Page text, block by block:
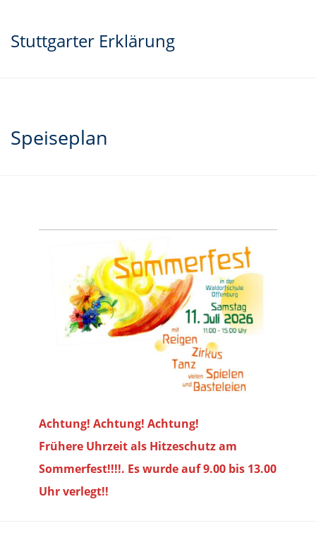
Stuttgarter Erklärung
Speiseplan
Achtung! Achtung! Achtung!
Frühere Uhrzeit als Hitzeschutz am
Sommerfest!!!!. Es wurde auf 9.00 bis 13.00
Uhr verlegt!!